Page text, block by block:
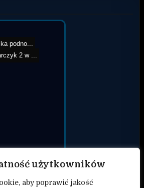
użytkowników
aby poprawić jakość
O...
2 w ...
- ...
podno...